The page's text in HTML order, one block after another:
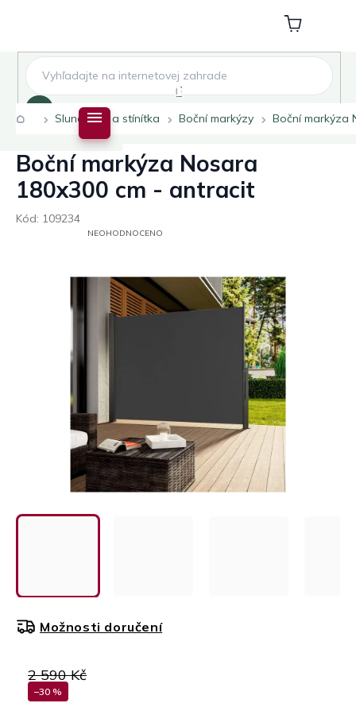
Nákupní
košík
DomůSlunečníky a stínítka Boční markýzy Boční markýza
Boční markýza Nosara
180x300 cm - antracit
Kód: 109234
PRŮMĚRNÉ
HVĚZDIČEK.
NEOHODNOCENO
2 590 Kč
–30 %
Možnosti doručení